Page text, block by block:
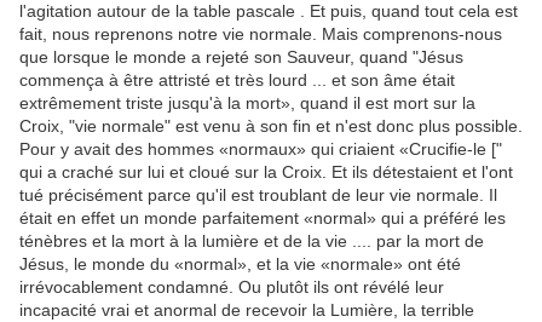
l'agitation autour de la table pascale Et puis, quand tout cela est
fait, nous reprenons notre vie normale Mais comprenons-nous
que lorsque le monde a rejeté son Sauveur, quand "Jésus
commença à être attristé et très lourd et son âme était
extrêmement triste jusqu'à la mort», quand il est mort sur ​​la
Croix "vie normale" est venu à son fin et n'est donc plus possible
Pour y avait des hommes «normaux» qui criaient «Crucifie-le ["
qui a craché sur lui et cloué sur la Croix Et ils détestaient et l'ont
tué précisément parce qu'il est troublant de leur vie normale Il
était en effet un monde parfaitement «normal» qui a préféré les
ténèbres et la mort à la lumière et de la vie par la mort de
Jésus, le monde du «normal» et la vie «normale» ont été
irrévocablement condamné Ou plutôt ils ont révélé leur
incapacité vrai et anormal de recevoir la Lumière la terrible